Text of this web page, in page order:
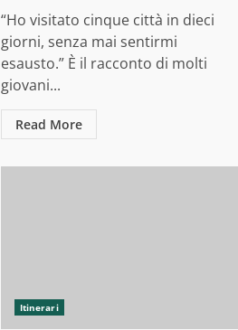
“Ho visitato cinque città in dieci
giorni, senza mai sentirmi
esausto.” È il racconto di molti
giovani...
Read More
Itinerari